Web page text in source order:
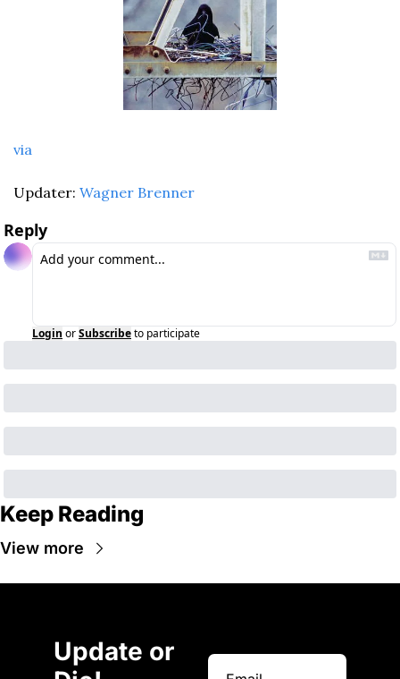
via
Updater: Wagner Brenner
Reply
Login orSubscribeto participate
Keep Reading
View more
Update or